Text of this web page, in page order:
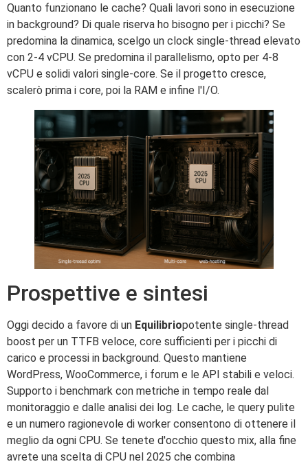
Quanto funzionano le cache? Quali lavori sono in esecuzione
in background? Di quale riserva ho bisogno per i picchi? Se
predomina la dinamica, scelgo un clock single-thread elevato
con 2-4 vCPU. Se predomina il parallelismo, opto per 4-8
vCPU e solidi valori single-core. Se il progetto cresce,
scalerò prima i core, poi la RAM e infine l'I/O.
Prospettive e sintesi
Oggi decido a favore di un Equilibriopotente single-thread
boost per un TTFB veloce, core sufficienti per i picchi di
carico e processi in background. Questo mantiene
WordPress, WooCommerce, i forum e le API stabili e veloci.
Supporto i benchmark con metriche in tempo reale dal
monitoraggio e dalle analisi dei log. Le cache, le query pulite
e un numero ragionevole di worker consentono di ottenere il
meglio da ogni CPU. Se tenete d'occhio questo mix, alla fine
avrete una scelta di CPU nel 2025 che combina